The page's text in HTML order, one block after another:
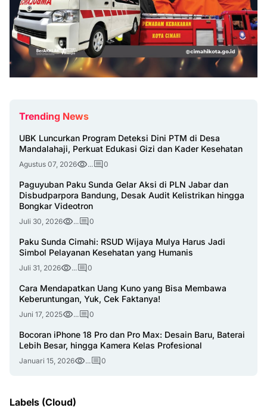
Trending News
UBK Luncurkan Program Deteksi Dini PTM di Desa
Mandalahaji, Perkuat Edukasi Gizi dan Kader Kesehatan
Agustus 07, 2026 ... 0
Paguyuban Paku Sunda Gelar Aksi di PLN Jabar dan
Disbudparpora Bandung, Desak Audit Kelistrikan hingga
Bongkar Videotron
Juli 30, 2026 ... 0
Paku Sunda Cimahi: RSUD Wijaya Mulya Harus Jadi
Simbol Pelayanan Kesehatan yang Humanis
Juli 31, 2026 ... 0
Cara Mendapatkan Uang Kuno yang Bisa Membawa
Keberuntungan, Yuk, Cek Faktanya!
Juni 17, 2025 ... 0
Bocoran iPhone 18 Pro dan Pro Max: Desain Baru, Baterai
Lebih Besar, hingga Kamera Kelas Profesional
Januari 15, 2026 ... 0
Labels (Cloud)